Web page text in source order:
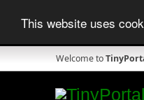
This website uses
Welcome to